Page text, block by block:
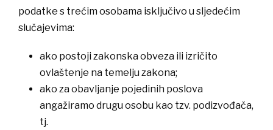
podatke s trećim osobama isključivo u sljedećim
slučajevima:
​ako postoji zakonska obveza ili izričito
ovlaštenje na temelju zakona;
​ako za obavljanje pojedinih poslova
angažiramo drugu osobu kao tzv. podizvođača,
tj.